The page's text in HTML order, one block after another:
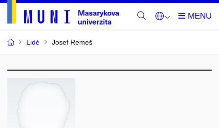
Lidé Josef Remeš